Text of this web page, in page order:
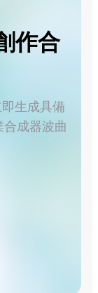
作合
生成具備
成器波曲